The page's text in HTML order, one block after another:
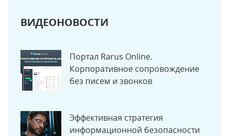
ВИДЕОНОВОСТИ
Портал Rarus Online.
Корпоративное сопровождение
без писем и звонков
Эффективная стратегия
информационной безопасности